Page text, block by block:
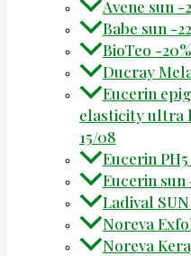
Avene sun -
Babe sun -
BioTeo -
Ducray
Eucerin
elasticity ultra
15/08
Eucerin
Eucerin sun
Ladival
Noreva
Noreva